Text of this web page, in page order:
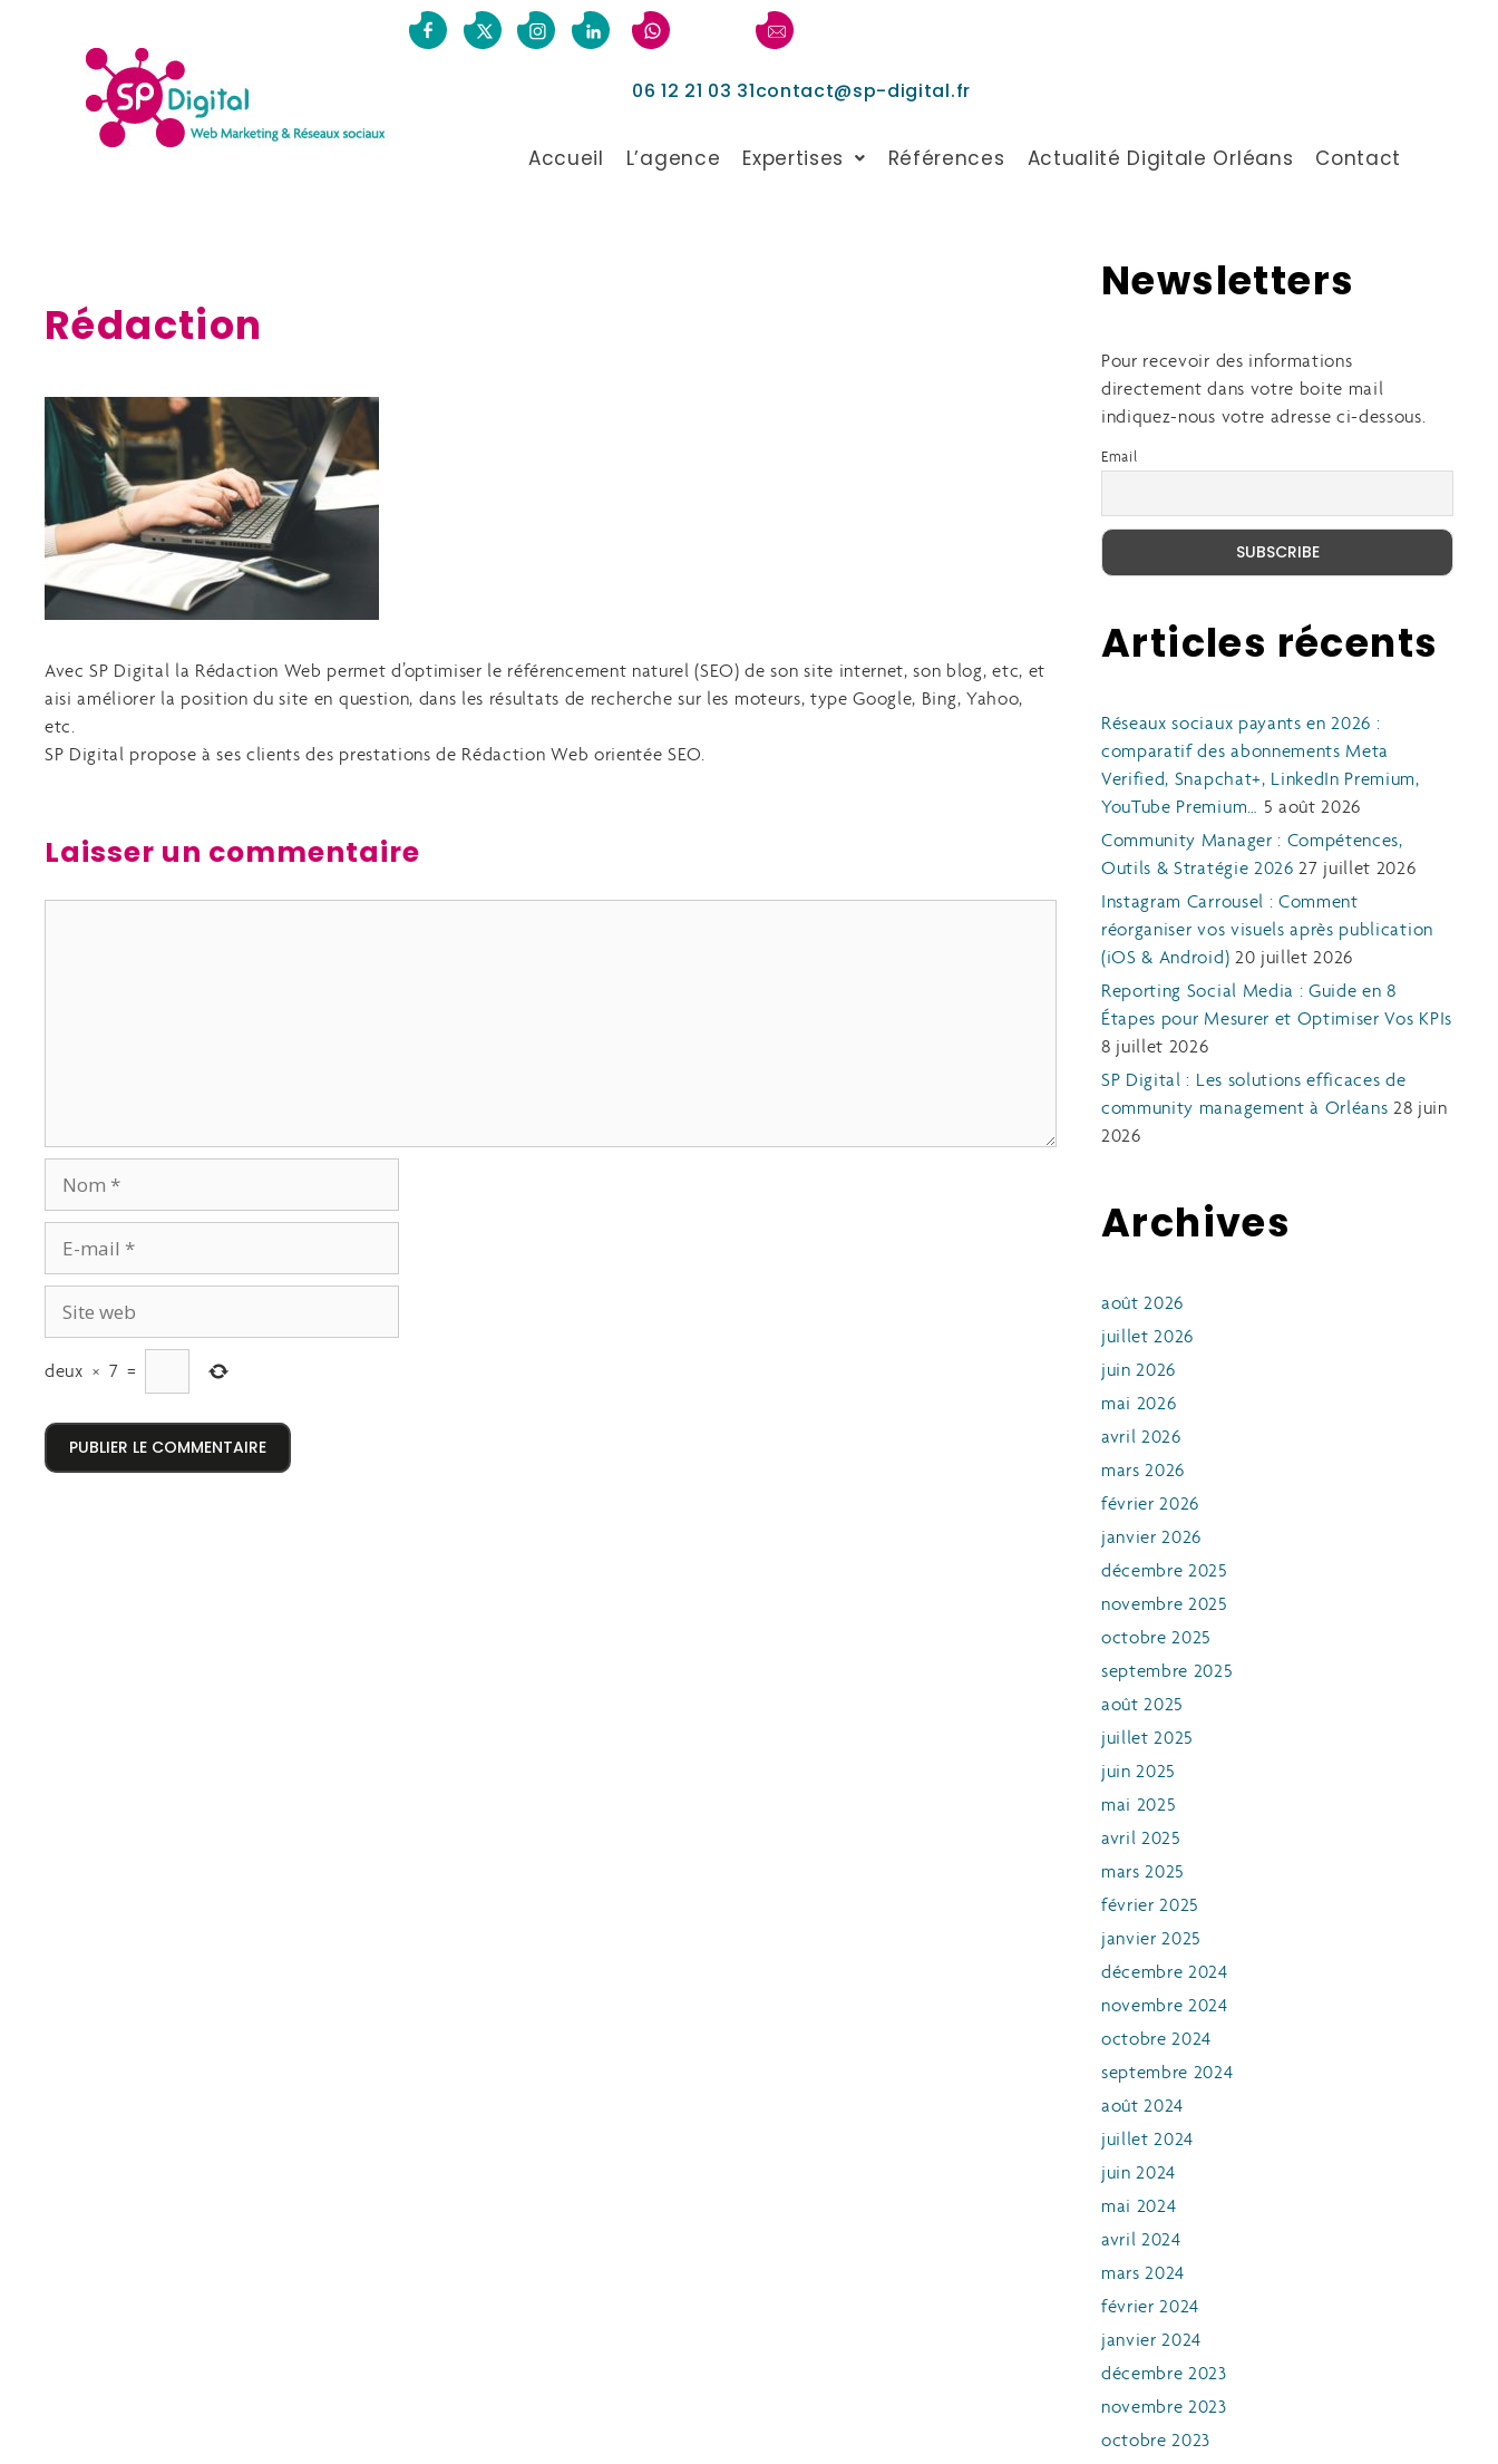
06 12 21 03 31contact@sp-digital.fr
Accueil L’agence Expertises Références Actualité Digitale Orléans Contact
Rédaction
Avec SP Digital la Rédaction Web permet d’optimiser le référencement naturel (SEO) de son site internet, son blog, etc, et
aisi améliorer la position du site en question, dans les résultats de recherche sur les moteurs, type Google, Bing, Yahoo,
etc.
SP Digital propose à ses clients des prestations de Rédaction Web orientée SEO.
Laisser un commentaire
deux × 7 =
Newsletters
Pour recevoir des informations
directement dans votre boite mail
indiquez-nous votre adresse ci-dessous.
Email
Articles récents
Réseaux sociaux payants en 2026 :
comparatif des abonnements Meta
Verified, Snapchat+, LinkedIn Premium,
YouTube Premium… 5 août 2026
Community Manager : Compétences,
Outils & Stratégie 2026 27 juillet 2026
Instagram Carrousel : Comment
réorganiser vos visuels après publication
(iOS & Android) 20 juillet 2026
Reporting Social Media : Guide en 8
Étapes pour Mesurer et Optimiser Vos KPIs
8 juillet 2026
SP Digital : Les solutions efficaces de
community management à Orléans 28 juin
2026
Archives
août 2026
juillet 2026
juin 2026
mai 2026
avril 2026
mars 2026
février 2026
janvier 2026
décembre 2025
novembre 2025
octobre 2025
septembre 2025
août 2025
juillet 2025
juin 2025
mai 2025
avril 2025
mars 2025
février 2025
janvier 2025
décembre 2024
novembre 2024
octobre 2024
septembre 2024
août 2024
juillet 2024
juin 2024
mai 2024
avril 2024
mars 2024
février 2024
janvier 2024
décembre 2023
novembre 2023
octobre 2023